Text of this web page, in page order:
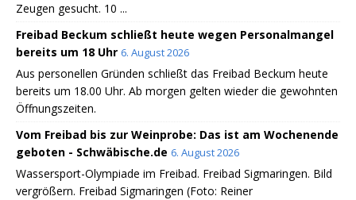
Zeugen gesucht. 10 ...
Freibad Beckum schließt heute wegen Personalmangel
bereits um 18 Uhr 6. August 2026
Aus personellen Gründen schließt das Freibad Beckum heute
bereits um 18.00 Uhr. Ab morgen gelten wieder die gewohnten
Öffnungszeiten.
Vom Freibad bis zur Weinprobe: Das ist am Wochenende
geboten - Schwäbische.de 6. August 2026
Wassersport-Olympiade im Freibad. Freibad Sigmaringen. Bild
vergrößern. Freibad Sigmaringen (Foto: Reiner